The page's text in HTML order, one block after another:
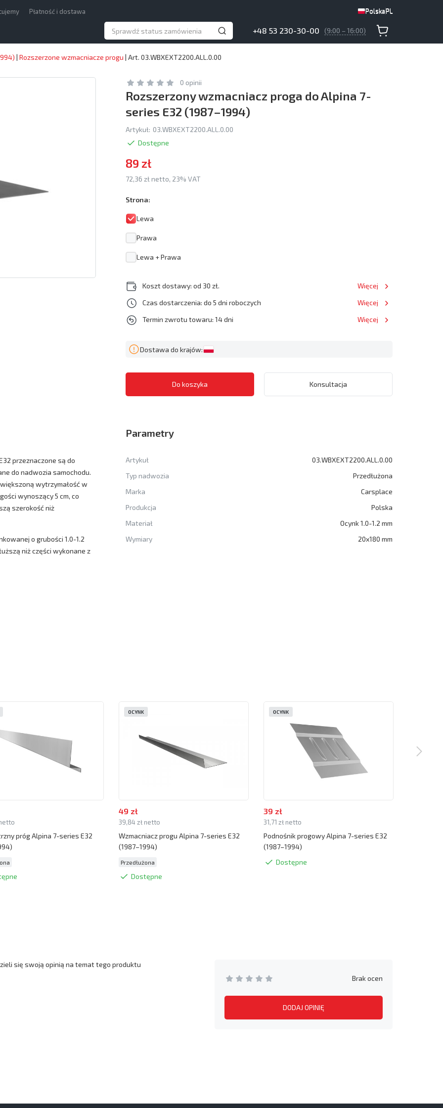
Płatność i dostawa PolskaPL
+48 53 230-30-00 (9:00 – 16:00)
PolskaPL
| Rozszerzone wzmacniacze progu | Art. 03.WBXEXT2200.ALL.0.00
0 opinii
Rozszerzony wzmacniacz proga do Alpina 7-
series E32 (1987–1994)
Artykuł: 03.WBXEXT2200.ALL.0.00
Dostępne
89 zł
72,36 zł netto, 23% VAT
Strona:
Lewa
Prawa
Lewa + Prawa
Koszt dostawy: od 30 zł.
Więcej
Czas dostarczenia: do 5 dni roboczych
Więcej
Termin zwrotu towaru: 14 dni
Więcej
Dostawa do krajów:
Konsultacja
przeznaczone są do
do nadwozia samochodu.
wytrzymałość w
wynoszący 5 cm, co
szerokość niż
o grubości 1.0-1.2
niż części wykonane z
Parametry
Artykuł
03.WBXEXT2200.ALL.0.00
Typ nadwozia
Przedłużona
Marka
Carsplace
Produkcja
Polska
Materiał
Ocynk 1.0-1.2 mm
Wymiary
20x180 mm
próg Alpina 7-series E32
49 zł
39,84 zł netto
Wzmacniacz progu Alpina 7-series E32
(1987–1994)
Przedłużona
Dostępne
OCYNK
39 zł
31,71 zł netto
Podnośnik progowy Alpina 7-series E32
(1987–1994)
Dostępne
OCYNK
Brak ocen
DODAJ OPINIĘ
się swoją opinią na temat tego produktu